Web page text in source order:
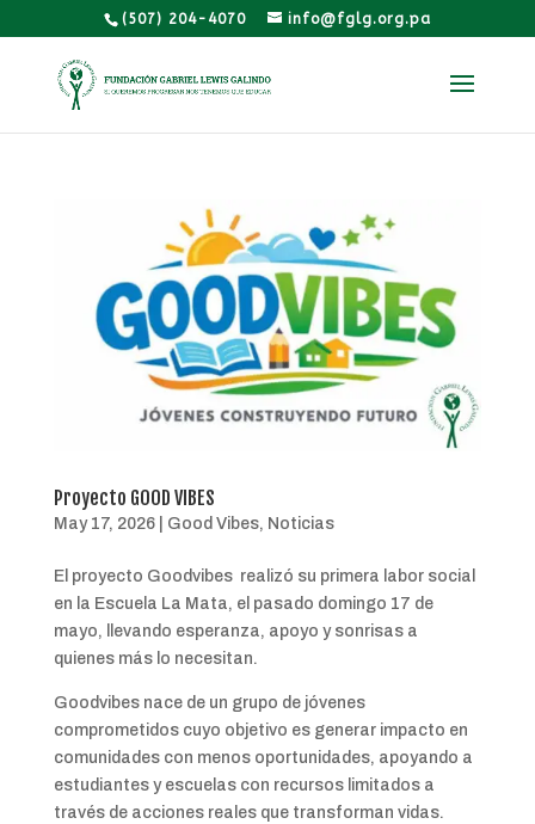
(507) 204-4070 info@fglg.org.pa
Proyecto GOOD VIBES
May 17, 2026| Good Vibes, Noticias
El proyecto Goodvibes realizó su primera labor social
en la Escuela La Mata, el pasado domingo 17 de
mayo, llevando esperanza, apoyo y sonrisas a
quienes más lo necesitan.
Goodvibes nace de un grupo de jóvenes
comprometidos cuyo objetivo es generar impacto en
comunidades con menos oportunidades, apoyando a
estudiantes y escuelas con recursos limitados a
través de acciones reales que transforman vidas.